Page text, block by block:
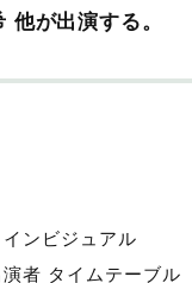
他が出演する。
インビジュアル
演者 タイムテーブル